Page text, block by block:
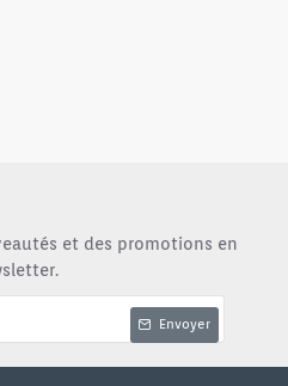
et des promotions en
Envoyer